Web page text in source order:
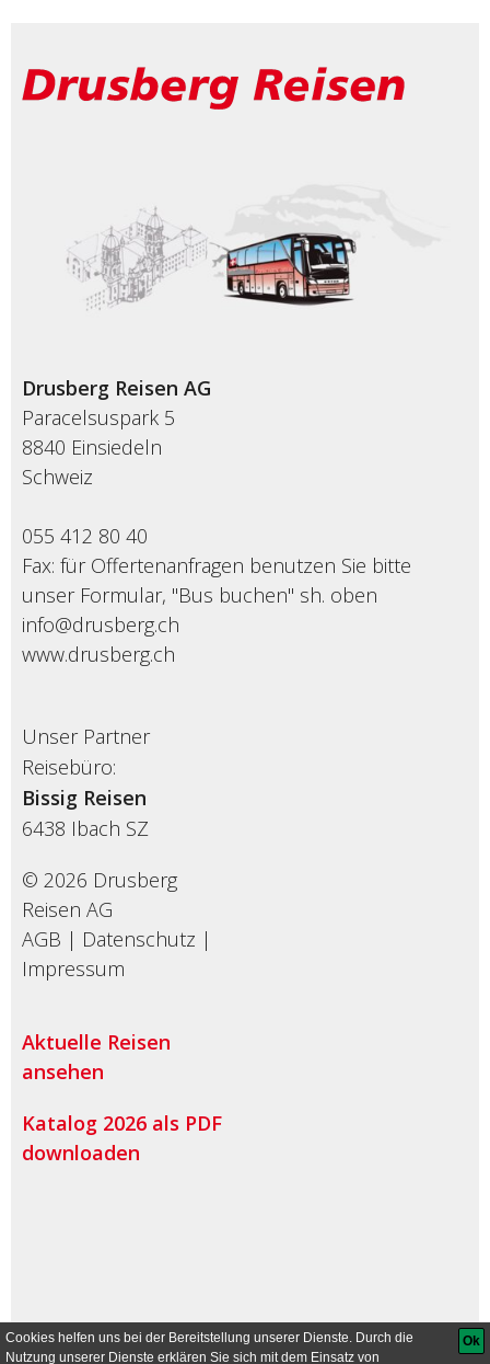
Drusberg Reisen AG
Paracelsuspark 5
8840 Einsiedeln
Schweiz
055 412 80 40
Fax: für Offertenanfragen benutzen Sie bitte
unser Formular, "Bus buchen" sh. oben
info@drusberg.ch
www.drusberg.ch
Unser Partner
Reisebüro:
Bissig Reisen
6438 Ibach SZ
© 2026 Drusberg
Reisen AG
AGB | Datenschutz |
Impressum
Aktuelle Reisen
ansehen
Katalog 2026 als PDF
downloaden